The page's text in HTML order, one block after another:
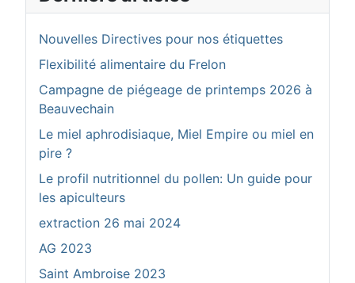
Nouvelles Directives pour nos étiquettes
Flexibilité alimentaire du Frelon
Campagne de piégeage de printemps 2026 à
Beauvechain
Le miel aphrodisiaque, Miel Empire ou miel en
pire ?
Le profil nutritionnel du pollen: Un guide pour
les apiculteurs
extraction 26 mai 2024
AG 2023
Saint Ambroise 2023